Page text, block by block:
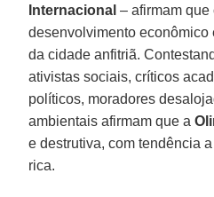
Internacional – afirmam
desenvolvimento econômico
da cidade anfitriã.
ativistas sociais, críticos
políticos, moradores
ambientais afirmam que a
e destrutiva, com tendência
rica.